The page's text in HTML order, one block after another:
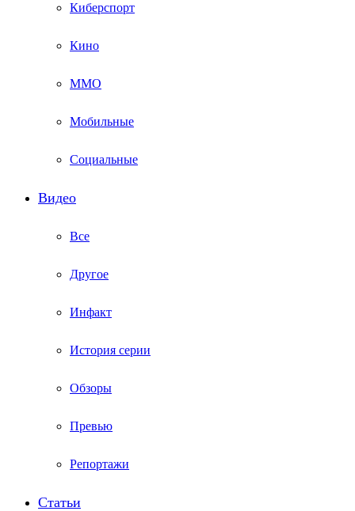
Киберспорт
Кино
ММО
Мобильные
Социальные
Видео
Все
Другое
Инфакт
История серии
Обзоры
Превью
Репортажи
Статьи